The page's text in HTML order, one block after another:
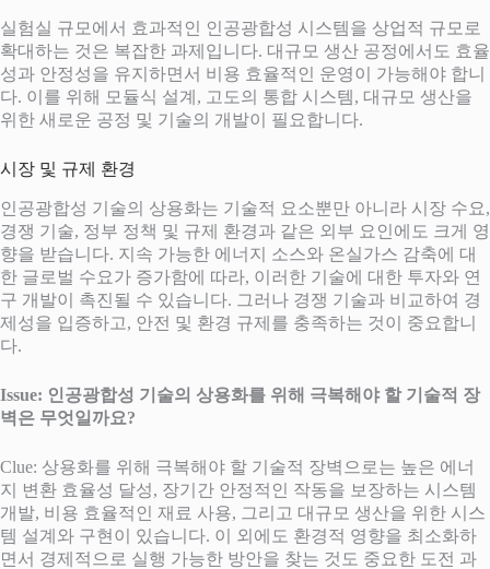
실험실 규모에서 효과적인 인공광합성 시스템을 상업적 규모로
확대하는 것은 복잡한 과제입니다. 대규모 생산 공정에서도 효율
성과 안정성을 유지하면서 비용 효율적인 운영이 가능해야 합니
다. 이를 위해 모듈식 설계, 고도의 통합 시스템, 대규모 생산을
위한 새로운 공정 및 기술의 개발이 필요합니다.
시장 및 규제 환경
인공광합성 기술의 상용화는 기술적 요소뿐만 아니라 시장 수요,
경쟁 기술, 정부 정책 및 규제 환경과 같은 외부 요인에도 크게 영
향을 받습니다. 지속 가능한 에너지 소스와 온실가스 감축에 대
한 글로벌 수요가 증가함에 따라, 이러한 기술에 대한 투자와 연
구 개발이 촉진될 수 있습니다. 그러나 경쟁 기술과 비교하여 경
제성을 입증하고, 안전 및 환경 규제를 충족하는 것이 중요합니
다.
Issue: 인공광합성 기술의 상용화를 위해 극복해야 할 기술적 장
벽은 무엇일까요?
Clue: 상용화를 위해 극복해야 할 기술적 장벽으로는 높은 에너
지 변환 효율성 달성, 장기간 안정적인 작동을 보장하는 시스템
개발, 비용 효율적인 재료 사용, 그리고 대규모 생산을 위한 시스
템 설계와 구현이 있습니다. 이 외에도 환경적 영향을 최소화하
면서 경제적으로 실행 가능한 방안을 찾는 것도 중요한 도전 과